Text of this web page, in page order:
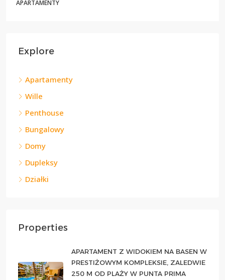
APARTAMENTY
Explore
Apartamenty
Wille
Penthouse
Bungalowy
Domy
Dupleksy
Działki
Properties
APARTAMENT Z WIDOKIEM NA BASEN W
PRESTIŻOWYM KOMPLEKSIE, ZALEDWIE
250 M OD PLAŻY W PUNTA PRIMA